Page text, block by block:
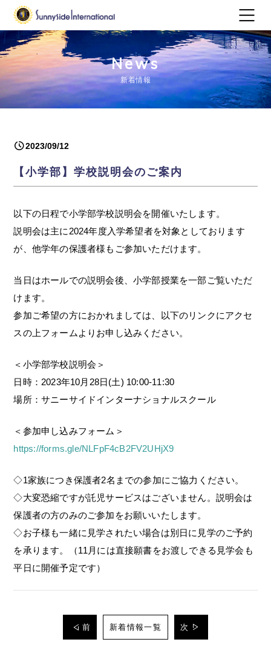
News
新着情報
2023/09/12
【小学部】学校説明会のご案内
以下の日程で小学部学校説明会を開催いたします。
説明会は主に2024年度入学希望者を対象としております
が、他学年の保護者様もご参加いただけます。
当日はホールでの説明会後、小学部授業を一部ご覧いただ
けます。
参加ご希望の方におかれましては、以下のリンクにアクセ
スの上フォームよりお申し込みください。
＜小学部学校説明会＞
日時：2023年10月28日(土) 10:00-11:30
場所：サニーサイドインターナショナルスクール
＜参加申し込みフォーム＞
https://forms.gle/NLFpF4cB2FV2UHjX9
◇1家族につき保護者2名までの参加にご協力ください。
◇大変恐縮ですが託児サービスはございません。説明会は
保護者の方のみのご参加をお願いいたします。
◇お子様も一緒に見学されたい場合は別日に見学のご予約
を承ります。（11月には直接願書をお渡しできる見学会も
平日に開催予定です）
前 新着情報一覧 次